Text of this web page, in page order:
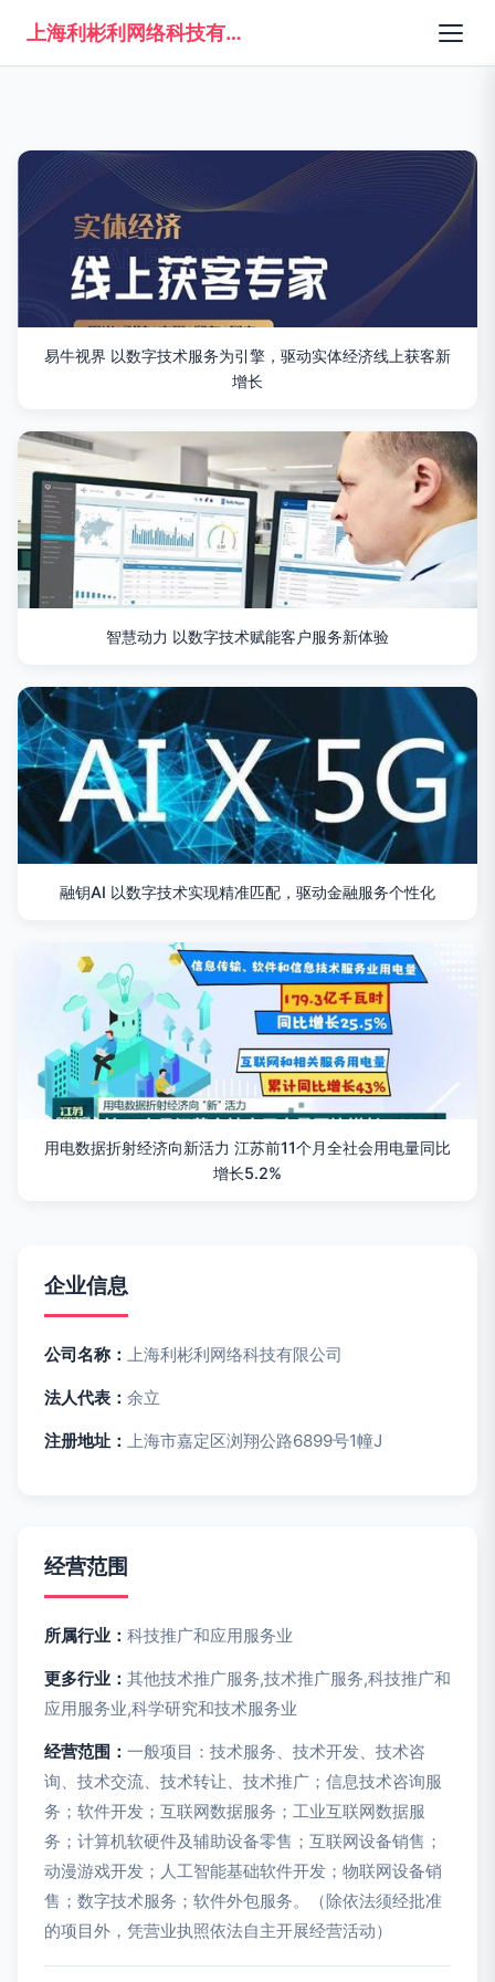
上海利彬利网络科技有限公司
易牛视界 以数字技术服务为引擎，驱动实体经济线上获客新
增长
智慧动力 以数字技术赋能客户服务新体验
融钥AI 以数字技术实现精准匹配，驱动金融服务个性化
用电数据折射经济向新活力 江苏前11个月全社会用电量同比
增长5.2%
企业信息
公司名称： 上海利彬利网络科技有限公司
法人代表： 余立
注册地址： 上海市嘉定区浏翔公路6899号1幢J
经营范围
所属行业： 科技推广和应用服务业
更多行业： 其他技术推广服务,技术推广服务,科技推广和
应用服务业,科学研究和技术服务业
经营范围： 一般项目：技术服务、技术开发、技术咨
询、技术交流、技术转让、技术推广；信息技术咨询服
务；软件开发；互联网数据服务；工业互联网数据服
务；计算机软硬件及辅助设备零售；互联网设备销售；
动漫游戏开发；人工智能基础软件开发；物联网设备销
售；数字技术服务；软件外包服务。（除依法须经批准
的项目外，凭营业执照依法自主开展经营活动）